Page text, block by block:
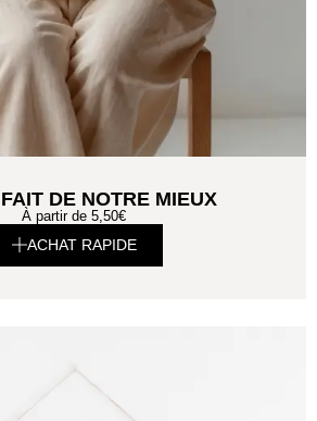
DE NOTRE MIEUX
À partir de 5,50€
ACHAT RAPIDE